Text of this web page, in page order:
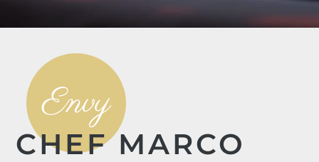
Envy
CHEF MARCO